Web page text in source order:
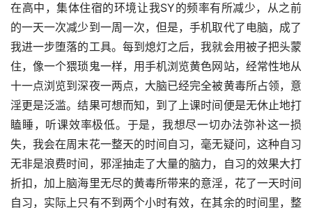
在高中，集体住宿的环境让我SY的频率有所减少，从之前
的一天一次减少到一周一次，但是，手机取代了电脑，成了
我进一步堕落的工具。每到熄灯之后，我就会用被子把头蒙
住，像一个猥琐鬼一样，用手机浏览黄色网站，经常性地从
十一点浏览到深夜一两点，大脑已经完全被黄毒所占领，意
淫更是泛滥。结果可想而知，到了上课时间便是无休止地打
瞌睡，听课效率极低。于是，我想尽一切办法弥补这一损
失，我会在周末花一整天的时间自习，毫无疑问，这种自习
无非是浪费时间，邪淫抽走了大量的脑力，自习的效果大打
折扣，加上脑海里无尽的黄毒所带来的意淫，花了一天时间
自习，实际上只有不到两个小时有效，在其余的时间里，整